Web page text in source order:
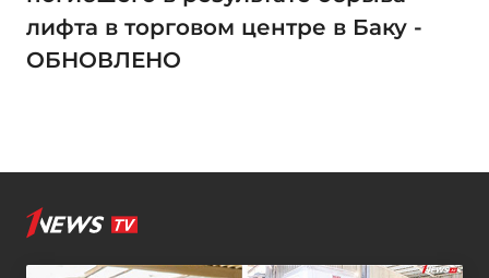
лифта в торговом центре в Баку -
ОБНОВЛЕНО